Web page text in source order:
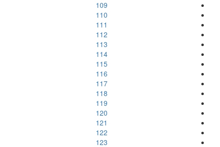
109
110
111
112
113
114
115
116
117
118
119
120
121
122
123